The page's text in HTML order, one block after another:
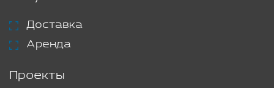
Доставка
Аренда
Проекты